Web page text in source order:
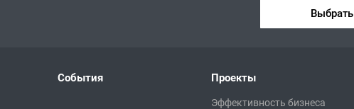
Выбрать
События Проекты
Эффективность бизнеса